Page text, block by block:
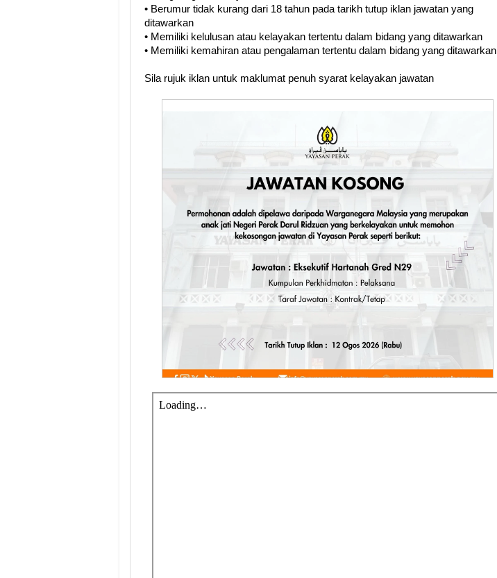
• Berumur tidak kurang dari 18 tahun pada tarikh tutup iklan jawatan yang
ditawarkan
• Memiliki kelulusan atau kelayakan tertentu dalam bidang yang ditawarkan
• Memiliki kemahiran atau pengalaman tertentu dalam bidang yang ditawarkan
Sila rujuk iklan untuk maklumat penuh syarat kelayakan jawatan